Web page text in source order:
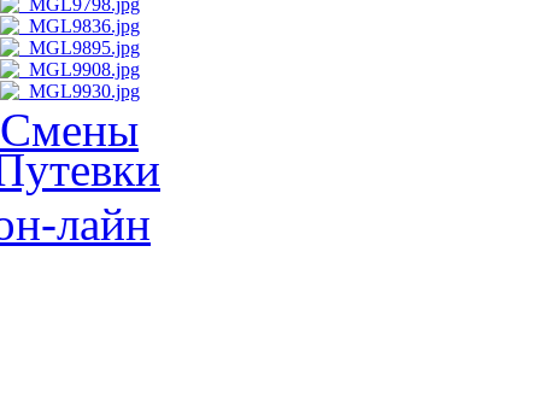
Смены
лайн